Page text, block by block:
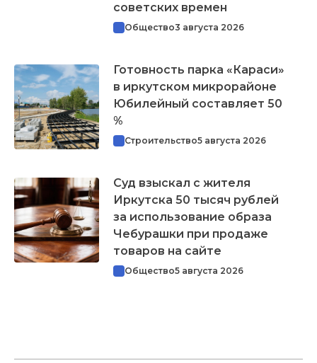
советских времен
Общество3 августа 2026
Готовность парка «Караси»
в иркутском микрорайоне
Юбилейный составляет 50
%
Строительство5 августа 2026
Суд взыскал с жителя
Иркутска 50 тысяч рублей
за использование образа
Чебурашки при продаже
товаров на сайте
Общество5 августа 2026